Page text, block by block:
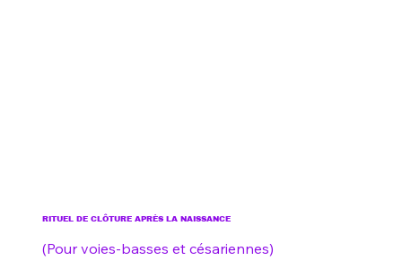
RITUEL DE CLÔTURE APRÈS LA NAISSANCE
(Pour voies-basses et césariennes)